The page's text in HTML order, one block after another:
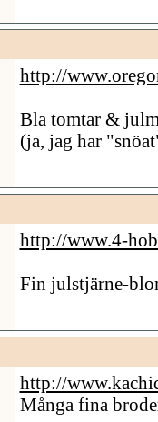
http://
Bla tomtar &
(ja, jag har
http://www.4-
Fin julstjärne-
http://
Många fina